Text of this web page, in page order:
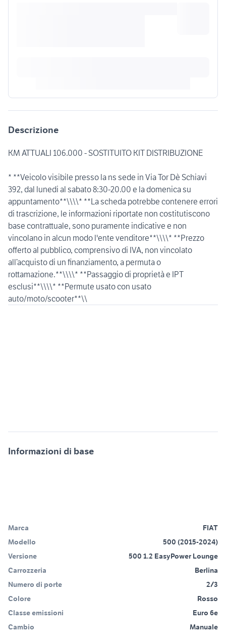
Descrizione
KM ATTUALI 106.000 - SOSTITUITO KIT DISTRIBUZIONE
* **Veicolo visibile presso la ns sede in Via Tor Dè Schiavi
392, dal lunedi al sabato 8:30-20.00 e la domenica su
appuntamento**\\\\* **La scheda potrebbe contenere errori
di trascrizione, le informazioni riportate non costitutiscono
base contrattuale, sono puramente indicative e non
vincolano in alcun modo l'ente venditore**\\\\* **Prezzo
offerto al pubblico, comprensivo di IVA, non vincolato
all’acquisto di un finanziamento, a permuta o
rottamazione.**\\\\* **Passaggio di proprietà e IPT
esclusi**\\\\* **Permute usato con usato
Informazioni di base
Marca
FIAT
Modello
500 (2015-2024)
Versione
500 1.2 EasyPower Lounge
Carrozzeria
Berlina
Numero di porte
2/3
Colore
Rosso
Classe emissioni
Euro 6e
Cambio
Manuale